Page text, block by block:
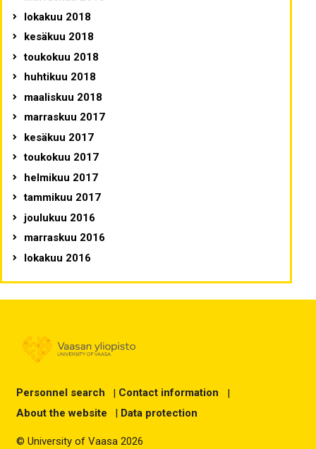
lokakuu 2018
kesäkuu 2018
toukokuu 2018
huhtikuu 2018
maaliskuu 2018
marraskuu 2017
kesäkuu 2017
toukokuu 2017
helmikuu 2017
tammikuu 2017
joulukuu 2016
marraskuu 2016
lokakuu 2016
Personnel search | Contact information
|
About the website
| Data protection
© University of Vaasa 2026